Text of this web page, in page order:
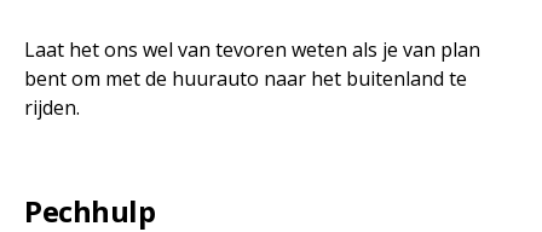
Laat het ons wel van tevoren weten als je van plan
bent om met de huurauto naar het buitenland te
rijden.
Pechhulp